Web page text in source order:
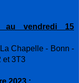
au vendredi 15
Chapelle - Bonn -
et 3T3
2023 :